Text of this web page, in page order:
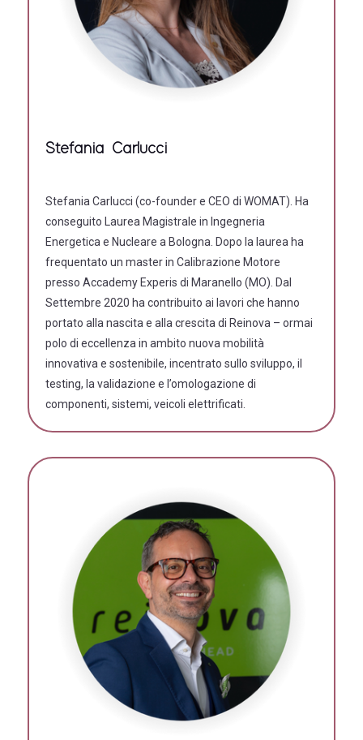
Stefania Carlucci
Stefania Carlucci (co-founder e CEO di WOMAT). Ha
conseguito Laurea Magistrale in Ingegneria
Energetica e Nucleare a Bologna. Dopo la laurea ha
frequentato un master in Calibrazione Motore
presso Accademy Experis di Maranello (MO). Dal
Settembre 2020 ha contribuito ai lavori che hanno
portato alla nascita e alla crescita di Reinova – ormai
polo di eccellenza in ambito nuova mobilità
innovativa e sostenibile, incentrato sullo sviluppo, il
testing, la validazione e l’omologazione di
componenti, sistemi, veicoli elettrificati.